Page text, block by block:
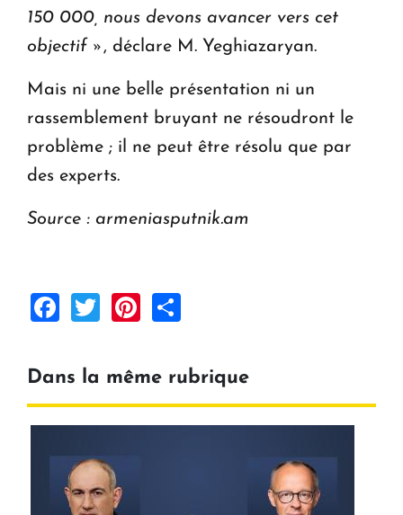
150 000, nous devons avancer vers cet
objectif », déclare M. Yeghiazaryan.
Mais ni une belle présentation ni un
rassemblement bruyant ne résoudront le
problème ; il ne peut être résolu que par
des experts.
Source : armeniasputnik.am
Facebook
TwitterPinterest
Dans la même rubrique